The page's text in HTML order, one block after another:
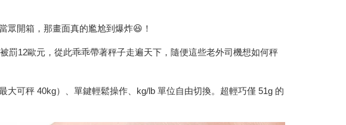
眾開箱，那畫面真的尷尬到爆炸😆！
罰12歐元，從此乖乖帶著秤子走遍天下，隨便這些老外司機想如何秤
可秤 40kg）、單鍵輕鬆操作、kg/lb 單位自由切換。超輕巧僅 51g 的